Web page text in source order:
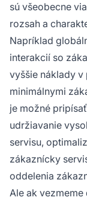
sú všeobecne
rozsah a
Napríklad
interakcií so
vyššie náklady
minimálnymi
je možné
udržiavanie
servisu,
zákaznícky
oddelenia
Ale ak